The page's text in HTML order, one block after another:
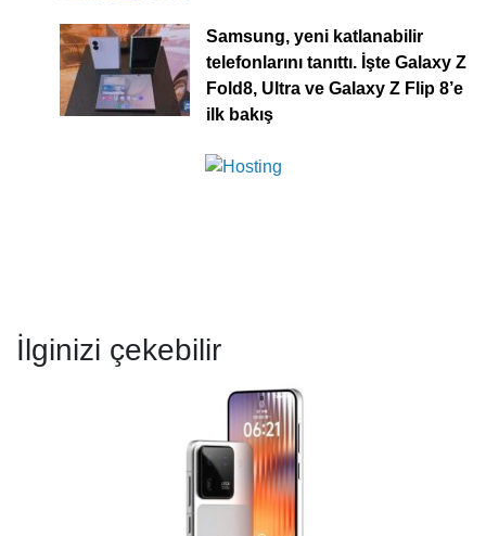
Samsung, yeni katlanabilir
telefonlarını tanıttı. İşte Galaxy Z
Fold8, Ultra ve Galaxy Z Flip 8’e
ilk bakış
İlginizi çekebilir